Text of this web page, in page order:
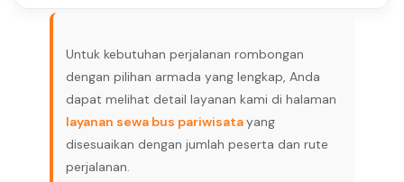
Untuk kebutuhan perjalanan rombongan
dengan pilihan armada yang lengkap, Anda
dapat melihat detail layanan kami di halaman
layanan sewa bus pariwisatayang
disesuaikan dengan jumlah peserta dan rute
perjalanan.